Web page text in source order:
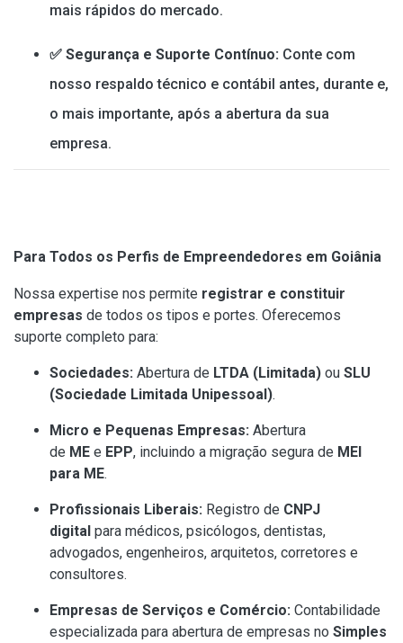
mais rápidos do mercado.
✅ Segurança e Suporte Contínuo: Conte com
nosso respaldo técnico e contábil antes, durante e,
o mais importante, após a abertura da sua
empresa.
Para Todos os Perfis de Empreendedores em Goiânia
Nossa expertise nos permite registrar e constituir
empresas de todos os tipos e portes. Oferecemos
suporte completo para:
Sociedades: Abertura de LTDA (Limitada) ou SLU
(Sociedade Limitada Unipessoal).
Micro e Pequenas Empresas: Abertura
de ME e EPP, incluindo a migração segura de MEI
para ME.
Profissionais Liberais: Registro de CNPJ
digital para médicos, psicólogos, dentistas,
advogados, engenheiros, arquitetos, corretores e
consultores.
Empresas de Serviços e Comércio: Contabilidade
especializada para abertura de empresas no Simples